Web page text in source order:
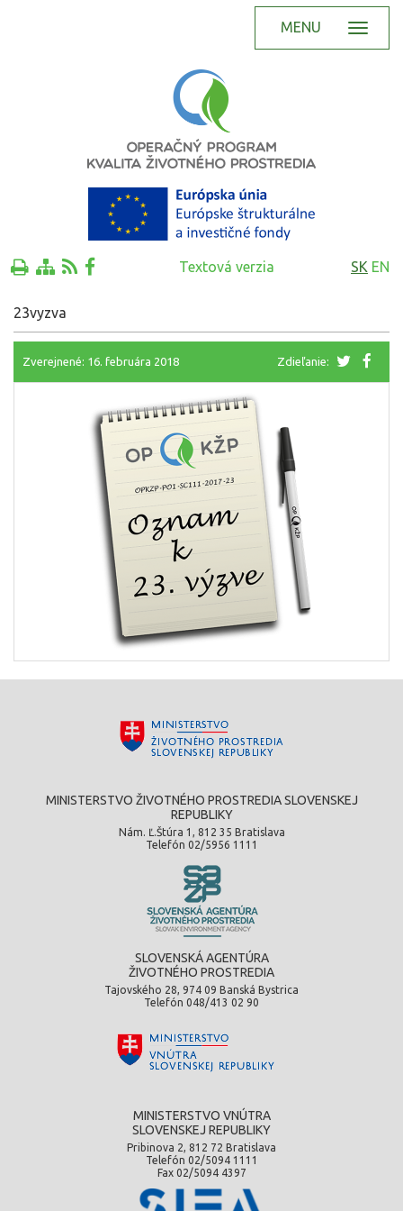
MENU
Textová verzia SK EN
23vyzva
Zverejnené: 16. februára 2018 Zdieľanie:
MINISTERSTVO ŽIVOTNÉHO PROSTREDIA SLOVENSKEJ
REPUBLIKY
Nám. Ľ.Štúra 1, 812 35 Bratislava
Telefón 02/5956 1111
SLOVENSKÁ AGENTÚRA
ŽIVOTNÉHO PROSTREDIA
Tajovského 28, 974 09 Banská Bystrica
Telefón 048/413 02 90
MINISTERSTVO VNÚTRA
SLOVENSKEJ REPUBLIKY
Pribinova 2, 812 72 Bratislava
Telefón 02/5094 1111
Fax 02/5094 4397